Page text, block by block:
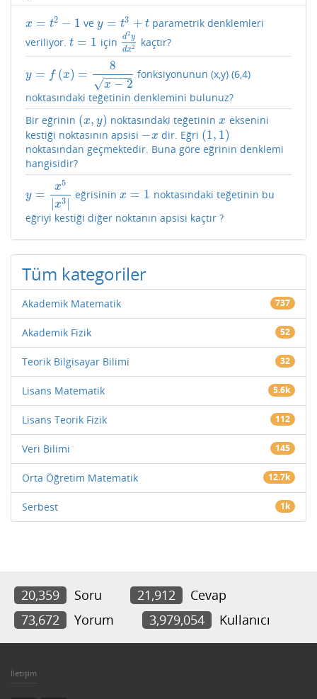
x = t2 − 1
x= t2 −1 vey = t3 + t
y=t3 +t
parametrik denklemleri
veriliyor. t = 1
t=1 için d2y
dx2
d2y dx2
kaçtır?
y = f (x) =
8
x −2
− −
−−−
√
y= f(x = 8x−2
fonksiyonunun (x,y) (6,4)
noktasındaki teğetinin denklemini bulunuz?
Bir eğrinin (x, y)
(x,y noktasındaki teğetininx
x eksenini
kestiği noktasının apsisi −x
−x dir. Eğri (1, 1)
(1,1 )
noktasından geçmektedir. Buna göre eğrinin denklemi
hangisidir?
y = x5
x3
y= x5 |x3| eğrisininx = 1
x= 1
noktasındaki teğetinin bu
eğriyi kestiği diğer noktanın apsisi kaçtır ?
Tüm kategoriler
Akademik Matematik 737
Akademik Fizik 52
Teorik Bilgisayar Bilimi 32
Lisans Matematik 5.6k
Lisans Teorik Fizik 112
Veri Bilimi 145
Orta Öğretim Matematik 12.7k
Serbest 1k
20,359 Soru 21,912
Cevap
73,672
Yorum 3,979,054 Kullanıcı
İletişim